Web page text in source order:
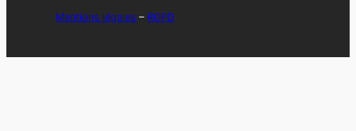
Mentions légales – RGPD